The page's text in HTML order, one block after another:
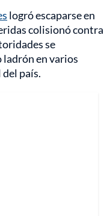
logró escaparse en
colisionó contra
se
en varios
país.